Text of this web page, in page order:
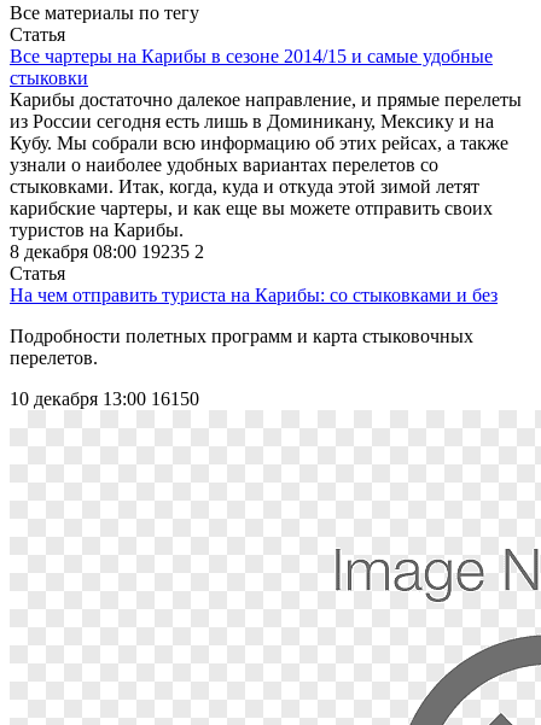
Все материалы по тегу
Статья
Все чартеры на Карибы в сезоне 2014/15 и самые удобные
стыковки
Карибы достаточно далекое направление, и прямые перелеты
из России сегодня есть лишь в Доминикану, Мексику и на
Кубу. Мы собрали всю информацию об этих рейсах, а также
узнали о наиболее удобных вариантах перелетов со
стыковками. Итак, когда, куда и откуда этой зимой летят
карибские чартеры, и как еще вы можете отправить своих
туристов на Карибы.
8 декабря 08:00 19235 2
Статья
На чем отправить туриста на Карибы: со стыковками и без
Подробности полетных программ и карта стыковочных
перелетов.
10 декабря 13:00 16150